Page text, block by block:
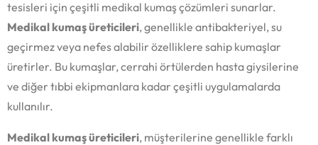
tesisleri için çeşitli medikal kumaş çözümleri sunarlar.
Medikal kumaş üreticileri, genellikle antibakteriyel, su
geçirmez veya nefes alabilir özelliklere sahip kumaşlar
üretirler. Bu kumaşlar, cerrahi örtülerden hasta giysilerine
ve diğer tıbbi ekipmanlara kadar çeşitli uygulamalarda
kullanılır.
Medikal kumaş üreticileri, müşterilerine genellikle farklı